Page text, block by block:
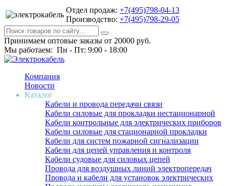
Отдел продаж: +7(495)798-04-13
Производство: +7(495)798-29-05
Принимаем оптовые заказы от 20000 руб.
Мы работаем: Пн - Пт: 9:00 - 18:00
Компания
Новости
Каталог
Кабели и провода передачи связи
Кабели силовые для прокладки нестационарной
Кабели контрольные для электрических приборов
Кабели силовые для стационарной прокладки
Кабели для систем пожарной сигнализации
Кабели для цепей управления и контроля
Кабели судовые для силовых цепей
Провода для воздушных линий электропередач
Провода и кабели для установок электрических